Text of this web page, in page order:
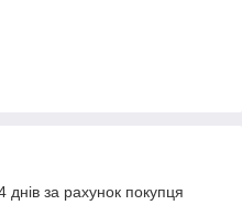
за рахунок покупця